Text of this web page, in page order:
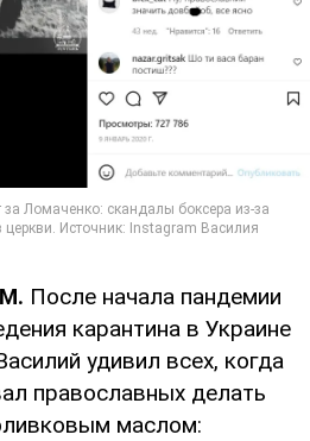
После начала пандемии
карантина в Украине
удивил всех, когда
православных делать
маслом: